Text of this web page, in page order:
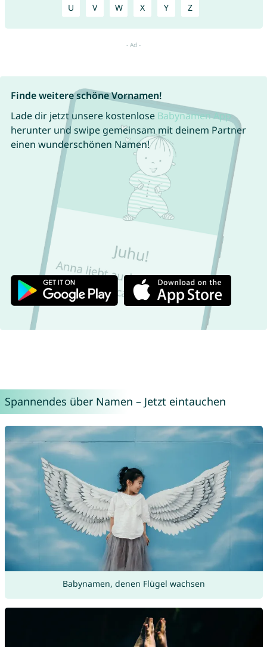
U V W X Y Z
Finde weitere schöne Vornamen!
Lade dir jetzt unsere kostenlose Babynamen App
herunter und swipe gemeinsam mit deinem Partner
einen wunderschönen Namen!
Spannendes über Namen – Jetzt eintauchen
Babynamen, denen Flügel wachsen